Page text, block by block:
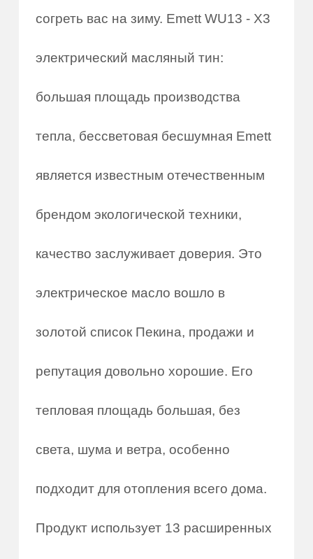
согреть вас на зиму. Emett WU13 - X3
электрический масляный тин:
большая площадь производства
тепла, бессветовая бесшумная Emett
является известным отечественным
брендом экологической техники,
качество заслуживает доверия. Это
электрическое масло вошло в
золотой список Пекина, продажи и
репутация довольно хорошие. Его
тепловая площадь большая, без
света, шума и ветра, особенно
подходит для отопления всего дома.
Продукт использует 13 расширенных